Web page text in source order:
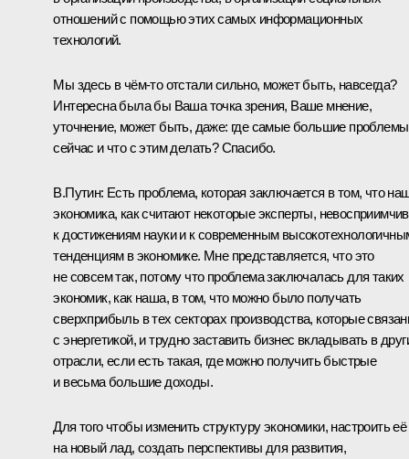
отношений с помощью этих самых информационных
технологий.
Мы здесь в чём-то отстали сильно, может быть, навсегда?
Интересна была бы Ваша точка зрения, Ваше мнение,
уточнение, может быть, даже: где самые большие проблемы
сейчас и что с этим делать? Спасибо.
В.Путин: Есть проблема, которая заключается в том, что
экономика, как считают некоторые эксперты,
к достижениям науки и к современным
тенденциям в экономике. Мне представляется, что это
не совсем так, потому что проблема заключалась для таких
экономик, как наша, в том, что можно было получать
сверхприбыль в тех секторах производства, которые
с энергетикой, и трудно заставить бизнес вкладывать в
отрасли, если есть такая, где можно получить быстрые
и весьма большие доходы.
Для того чтобы изменить структуру экономики, настроить её
на новый лад, создать перспективы для развития,